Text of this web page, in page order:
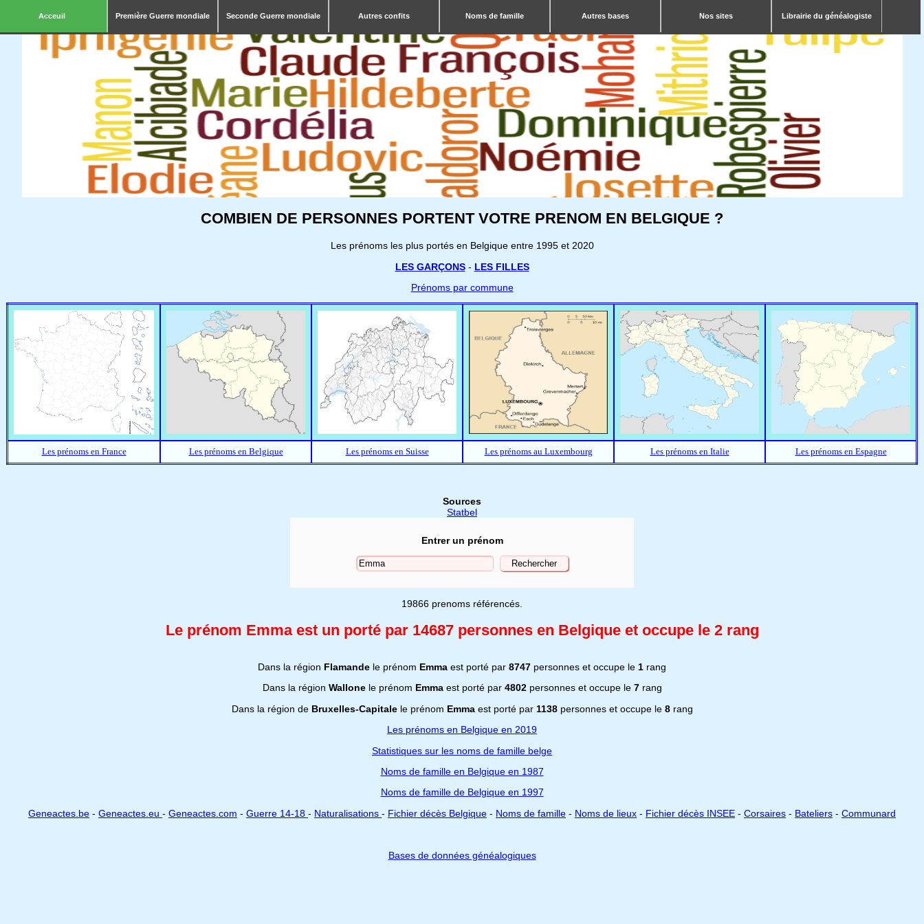
Acceuil Première Guerre mondiale Seconde Guerre mondiale Autres confits Noms de famille Autres bases Nos sites Librairie du généalogiste
COMBIEN DE PERSONNES PORTENT VOTRE PRENOM EN BELGIQUE ?
Les prénoms les plus portés en Belgique entre 1995 et 2020
LES GARÇONS- LES FILLES
Prénoms par commune
Les prénoms en France Les prénoms en Belgique Les prénoms en Suisse Les prénoms au Luxembourg Les prénoms en Italie Les prénoms en Espagne
Sources
Statbel
Entrer un prénom
19866 prenoms référencés.
Le prénom Emma est un porté par 14687 personnes en Belgique et occupe le 2 rang
Dans la région Flamande le prénom Emma est porté par 8747 personnes et occupe le 1 rang
Dans la région Wallonele prénom Emmaest porté par 4802personnes et occupe le 7rang
Dans la région de Bruxelles-Capitalele prénom Emmaest porté par 1138personnes et occupe le 8rang
Les prénoms en Belgique en 2019
Statistiques sur les noms de famille belge
Noms de famille en Belgique en 1987
Noms de famille de Belgique en 1997
Geneactes.be - Geneactes.eu - Geneactes.com - Guerre 14-18 - Naturalisations - Fichier décès Belgique - Noms de famille - Noms de lieux - Fichier décès INSEE - Corsaires - Bateliers - Communard
Bases de données généalogiques